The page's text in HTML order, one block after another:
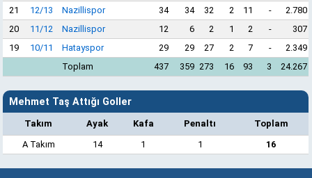
21
12/13 Nazillispor 34 34 32 2 11 -
2.780
20
11/12 Nazillispor 12 6 2 1 2 -
307
19
10/11 Hatayspor 29 29 27 2 7 -
2.349
Toplam
437 359 273 16 93 3 24.267
Mehmet Taş Attığı Goller
Takım Ayak Kafa Penaltı
Toplam
A Takım
14 1 1 16